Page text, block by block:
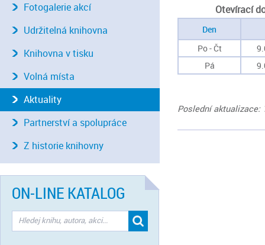
Otevírací
Den
Po - Čt
Pá
Poslední aktualizace:
Fotogalerie akcí
Udržitelná knihovna
Knihovna v tisku
Volná místa
Aktuality
Partnerství a spolupráce
Z historie knihovny
ON-LINE KATALOG